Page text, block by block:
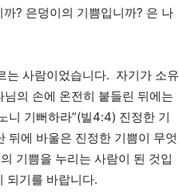
? 은덩이의 기쁨입니까? 은 나
는 사람이었습니다. 자기가 소유
의 손에 온전히 붙들린 뒤에는
니 기뻐하라”(빌4:4) 진정한 기
뒤에 바울은 진정한 기쁨이 무엇
기쁨을 누리는 사람이 된 것입
되기를 바랍니다.